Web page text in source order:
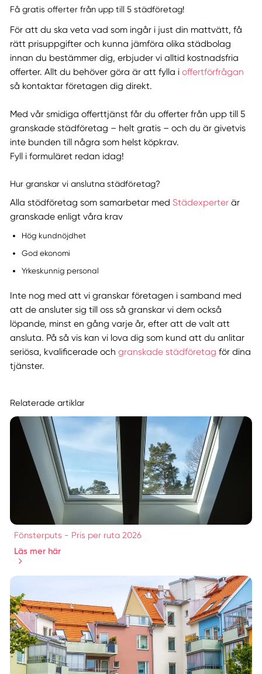
Få gratis offerter från upp till 5 städföretag!
För att du ska veta vad som ingår i just din mattvätt, få
rätt prisuppgifter och kunna jämföra olika städbolag
innan du bestämmer dig, erbjuder vi alltid kostnadsfria
offerter. Allt du behöver göra är att fylla i offertförfrågan
så kontaktar företagen dig direkt.
Med vår smidiga offerttjänst får du offerter från upp till 5
granskade städföretag – helt gratis – och du är givetvis
inte bunden till några som helst köpkrav.
Fyll i formuläret redan idag!
Hur granskar vi anslutna städföretag?
Alla stödföretag som samarbetar med Städexperterär
granskade enligt våra krav
Hög kundnöjdhet
God ekonomi
Yrkeskunnig personal
Inte nog med att vi granskar företagen i samband med
att de ansluter sig till oss så granskar vi dem också
löpande, minst en gång varje år, efter att de valt att
ansluta. På så vis kan vi lova dig som kund att du anlitar
seriösa, kvalificerade och granskade städföretag för dina
tjänster.
Relaterade artiklar
Fönsterputs - Pris per ruta 2026
Läs mer här